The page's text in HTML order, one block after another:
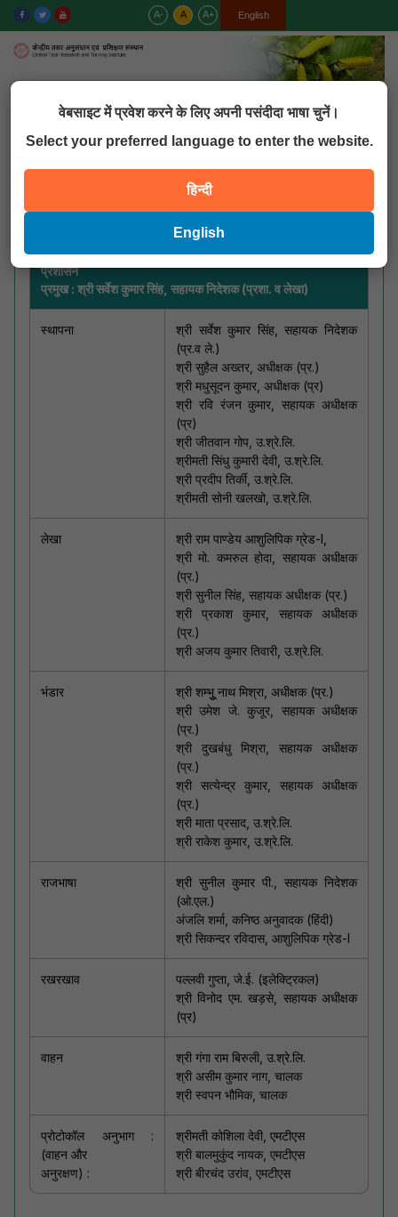
वेबसाइट में प्रवेश करने के लिए अपनी पसंदीदा भाषा चुनें।
Select your preferred language to enter the website.
हिन्दी
English
A- A A+ हिन्दी
English
MENU
प्रशासन
प्रमुख : श्री सर्वेश कुमार सिंह, सहायक निदेशक (प्रशा. व लेखा)
स्थापना
श्री सर्वेश कुमार सिंह, सहायक निदेशक
(प्र.व ले.)
श्री सुहैल अख्तर, अधीक्षक (प्र.)
श्री मधुसूदन कुमार, अधीक्षक (प्र)
श्री रवि रंजन कुमार, सहायक अधीक्षक
(प्र)
श्री जीतवान गोप, उ.श्रे.लि.
श्रीमती सिंधु कुमारी देवी, उ.श्रे.लि.
श्री प्रदीप तिर्की, उ.श्रे.लि.
श्रीमती सोनी खलखो, उ.श्रे.लि.
लेखा
श्री राम पाण्डेय आशुलिपिक ग्रेड-I,
श्री मो. कमरुल होदा, सहायक अधीक्षक
(प्र.)
श्री सुनील सिंह, सहायक अधीक्षक (प्र.)
श्री प्रकाश कुमार, सहायक अधीक्षक
(प्र.)
श्री अजय कुमार तिवारी, उ.श्रे.लि.
भंडार
श्री शम्भूु नाथ मिश्रा, अधीक्षक (प्र.)
श्री उमेश जे. कुजूर, सहायक अधीक्षक
(प्र.)
श्री दुखबंधु मिश्रा, सहायक अधीक्षक
(प्र.)
श्री सत्येन्द्र कुमार, सहायक अधीक्षक
(प्र.)
श्री माता प्रसाद, उ.श्रे.लि.
श्री राकेश कुमार, उ.श्रे.लि.
राजभाषा
श्री सुनील कुमार पी., सहायक निदेशक
(ओ.एल.)
अंजलि शर्मा, कनिष्ठ अनुवादक (हिंदी)
श्री सिकन्दर रविदास, आशुलिपिक ग्रेड-I
रखरखाव
पल्लवी गुप्ता, जे.ई. (इलेक्ट्रिकल)
श्री विनोद एम. खड़से, सहायक अधीक्षक
(प्र)
वाहन
श्री गंगा राम बिरुली, उ.श्रे.लि.
श्री असीम कुमार नाग, चालक
श्री स्वपन भौमिक, चालक
प्रोटोकॉल अनुभाग :
(वाहन और
अनुरक्षण) :
श्रीमती कोशिला देवी, एमटीएस
श्री बालमुकुंद नायक, एमटीएस
श्री बीरचंद उरांव, एमटीएस